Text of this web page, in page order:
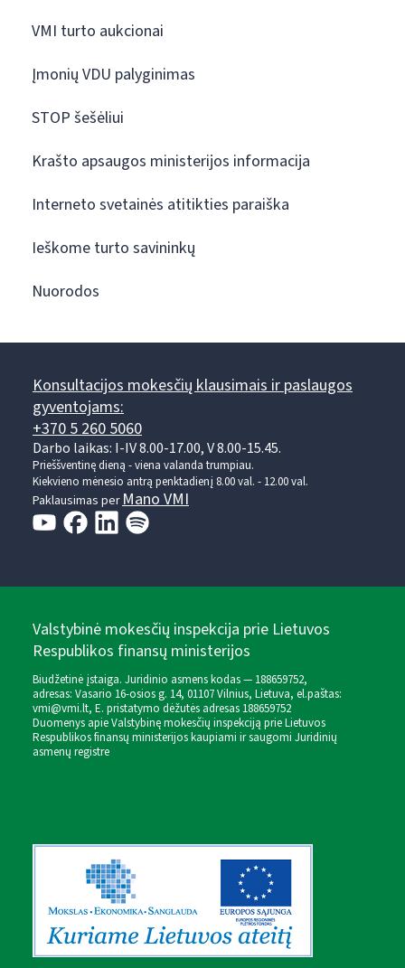
VMI turto aukcionai
Įmonių VDU palyginimas
STOP šešėliui
Krašto apsaugos ministerijos informacija
Interneto svetainės atitikties paraiška
Ieškome turto savininkų
Nuorodos
Konsultacijos mokesčių klausimais ir paslaugos
gyventojams:
+370 5 260 5060
Darbo laikas: I-IV 8.00-17.00, V 8.00-15.45.
Prieššventinę dieną - viena valanda trumpiau.
Kiekvieno mėnesio antrą penktadienį 8.00 val. - 12.00 val.
Paklausimas perMano VMI
Valstybinė mokesčių inspekcija prie Lietuvos
Respublikos finansų ministerijos
Biudžetinė įstaiga. Juridinio asmens kodas — 188659752,
adresas: Vasario 16-osios g. 14, 01107 Vilnius, Lietuva, el.paštas:
vmi@vmi.lt, E. pristatymo dėžutės adresas 188659752
Duomenys apie Valstybinę mokesčių inspekciją prie Lietuvos
Respublikos finansų ministerijos kaupiami ir saugomi Juridinių
asmenų registre